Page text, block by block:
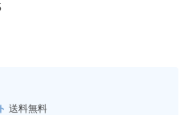
送料無料